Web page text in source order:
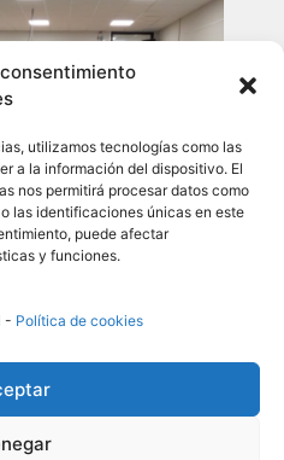
utilizamos tecnologías como las
a la información del dispositivo. El
nos permitirá procesar datos como
las identificaciones únicas en este
puede afectar
y funciones.
- Política de cookies